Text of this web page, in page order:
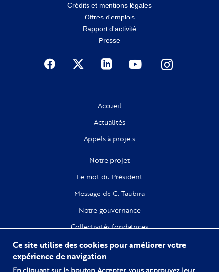
Crédits et mentions légales
Offres d'emplois
Rapport d'activité
Presse
Social
Accueil
Actualités
Appels à projets
Notre projet
Le mot du Président
Message de C. Taubira
Notre gouvernance
Collectivités fondatrices
Recherche
Ce site utilise des cookies pour améliorer votre
expérience de navigation
En cliquant sur le bouton Accepter, vous approuvez leur